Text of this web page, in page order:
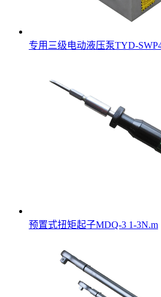
专用三级电动液压泵TYD-
预置式扭矩起子MDQ-3 1-3N.m